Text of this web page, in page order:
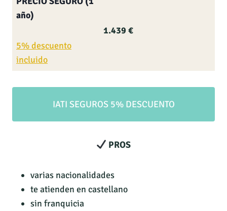
año)
5% descuento
incluido
1.439 €
IATI SEGUROS 5% DESCUENTO
PROS
varias nacionalidades
te atienden en castellano
sin franquicia